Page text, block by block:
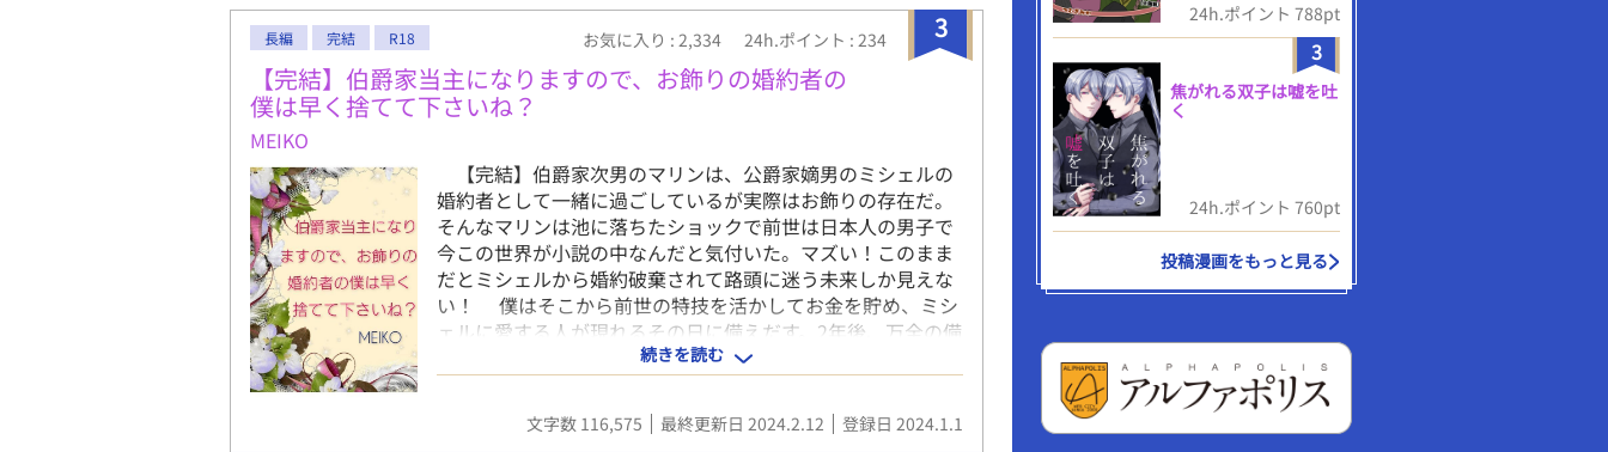
3
長編 完結 R18 お気に入り : 2,334 24h.ポイント : 234
【完結】伯爵家当主になりますので、お飾りの婚約者の
僕は早く捨てて下さいね？
MEIKO
【完結】伯爵家次男のマリンは、公爵家嫡男のミシェルの
婚約者として一緒に過ごしているが実際はお飾りの存在だ。
そんなマリンは池に落ちたショックで前世は日本人の男子で
今この世界が小説の中なんだと気付いた。マズい！このまま
だとミシェルから婚約破棄されて路頭に迷う未来しか見えな
い！ 僕はそこから前世の特技を活かしてお金を貯め、ミシ
ェルに愛する人が現れるその日に備えだす。2年後、万全の備
えと新たな朗報を得た僕は、もう婚約破棄してもらっていい
んですけど？ってミシェルに告げる。なのに対象外のはずの
僕に未練たらたらなのどうして？ ※R対象話には『*』マーク
付けます。
続きを読む
文字数 116,575 最終更新日 2024.2.12 登録日 2024.1.1
24h.ポイント 788pt
3
焦がれる双子は嘘を吐
く
24h.ポイント 760pt
投稿漫画をもっと見る